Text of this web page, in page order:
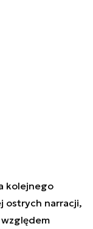
kolejnego
ostrych narracji,